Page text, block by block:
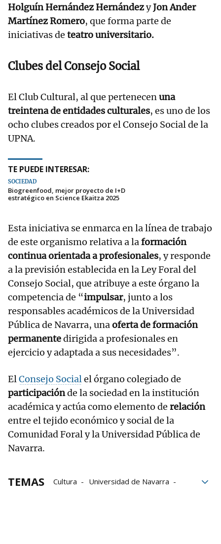
Holguín Hernández HernándezyJon Ander
Martínez Romero, que forma parte de
iniciativas de teatro universitario.
Clubes del Consejo Social
El Club Cultural, al que pertenecenuna
treintena de entidades culturales, es uno de los
ocho clubes creados por el Consejo Social de la
UPNA.
TE PUEDE INTERESAR:
SOCIEDAD
Biogreenfood, mejor proyecto de I+D
estratégico en Science Ekaitza 2025
Esta iniciativa se enmarca en la línea de trabajo
de este organismo relativa a laformación
continua orientada a profesionales, y responde
a la previsión establecida en la Ley Foral del
Consejo Social, que atribuye a este órgano la
competencia de “impulsar, junto a los
responsables académicos de la Universidad
Pública de Navarra, unaoferta de formación
permanentedirigida a profesionales en
ejercicio y adaptada a sus necesidades”.
ElConsejo Socialel órgano colegiado de
participaciónde la sociedad en la institución
académica y actúa como elemento de relación
entre el tejido económico y social de la
Comunidad Foral y la Universidad Pública de
Navarra.
TEMAS Cultura
Universidad de Navarra